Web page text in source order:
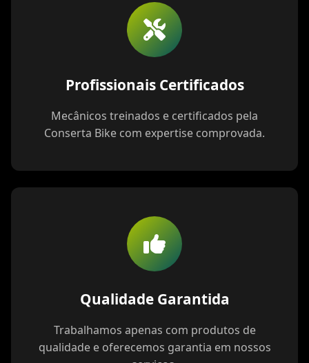
Profissionais Certificados
Mecânicos treinados e certificados pela
Conserta Bike com expertise comprovada.
Qualidade Garantida
Trabalhamos apenas com produtos de
qualidade e oferecemos garantia em nossos